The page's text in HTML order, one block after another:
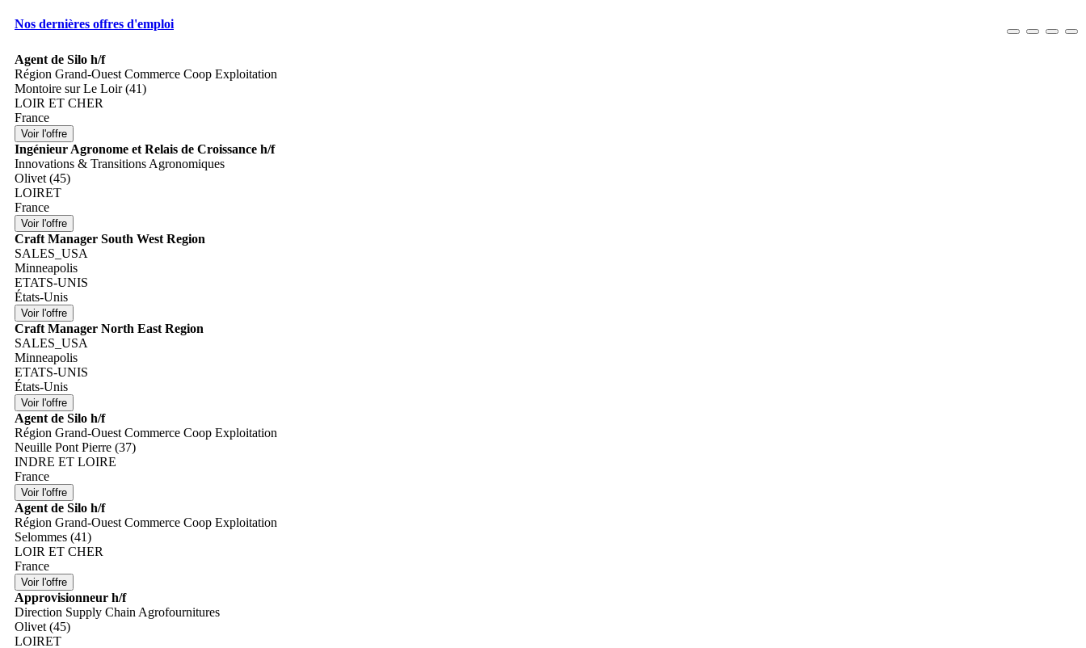
Nos dernières offres d'emploi
Agent de Silo h/f
Région Grand-Ouest Commerce Coop Exploitation
Montoire sur Le Loir (41)
LOIR ET CHER
France
Ingénieur Agronome et Relais de Croissance h/f
Innovations & Transitions Agronomiques
Olivet (45)
LOIRET
France
Craft Manager South West Region
SALES_USA
Minneapolis
ETATS-UNIS
États-Unis
Craft Manager North East Region
SALES_USA
Minneapolis
ETATS-UNIS
États-Unis
Agent de Silo h/f
Région Grand-Ouest Commerce Coop Exploitation
Neuille Pont Pierre (37)
INDRE ET LOIRE
France
Agent de Silo h/f
Région Grand-Ouest Commerce Coop Exploitation
Selommes (41)
LOIR ET CHER
France
Approvisionneur h/f
Direction Supply Chain Agrofournitures
Olivet (45)
LOIRET